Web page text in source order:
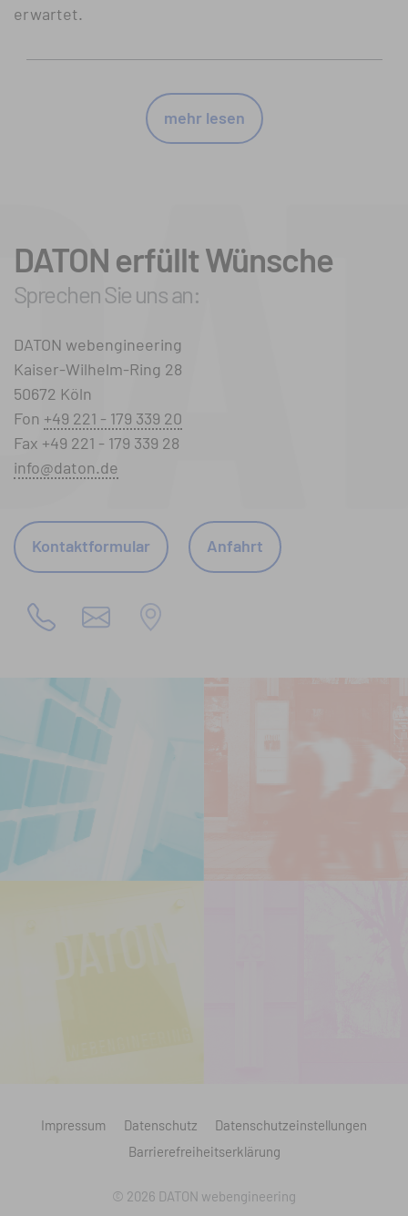
erwartet.
mehr lesen
DATON erfüllt Wünsche
Sprechen Sie uns an:
DATON webengineering
Kaiser-Wilhelm-Ring 28
50672 Köln
Fon +49 221 - 179 339 20
Fax +49 221 - 179 339 28
info@daton.de
Kontaktformular Anfahrt
Impressum Datenschutz
Datenschutzeinstellungen
Barrierefreiheitserklärung
© 2026 DATON webengineering